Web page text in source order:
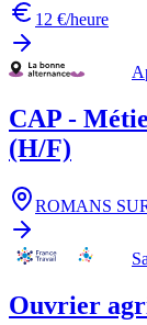
12 €/heure
CAP -
(H/F)
ROMANS
Ouvrier